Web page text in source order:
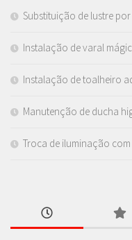
Substituição de lustre
Instalação de varal
Instalação de toalheiro
Manutenção de ducha
Troca de iluminação com